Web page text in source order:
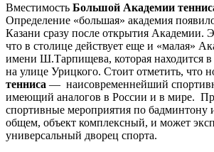
Вместимость Большой Академии
Определение «большая» академия
Казани сразу после открытия Академии.
что в столице действует еще и «малая»
имени Ш.Тарпищева, которая находится
на улице Урицкого. Стоит отметить, что
тенниса — наисовременнейший
имеющий аналогов в России и в мире.
спортивные мероприятия по бадминтону
общем, объект комплексный, и может
универсальный дворец спорта.